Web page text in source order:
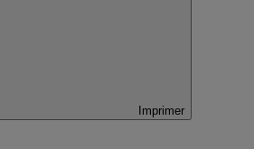
Imprimer